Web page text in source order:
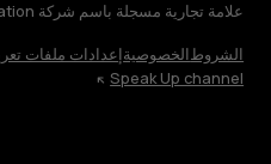
علامة تجارية مسجلة باسم شركة Nokia Corporation.
الشروطالخصوصيةإعدادات ملفات
Speak Up channel